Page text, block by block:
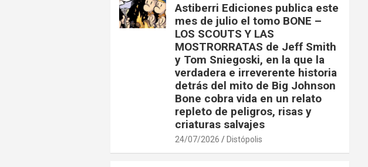
Astiberri Ediciones publica este
mes de julio el tomo BONE –
LOS SCOUTS Y LAS
MOSTRORRATAS de Jeff Smith
y Tom Sniegoski, en la que la
verdadera e irreverente historia
detrás del mito de Big Johnson
Bone cobra vida en un relato
repleto de peligros, risas y
criaturas salvajes
24/07/2026 Distópolis